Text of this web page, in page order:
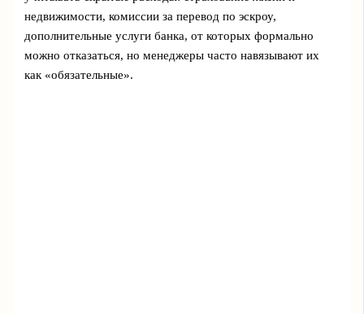
недвижимости, комиссии за перевод по эскроу,
дополнительные услуги банка, от которых формально
можно отказаться, но менеджеры часто навязывают их
как «обязательные».